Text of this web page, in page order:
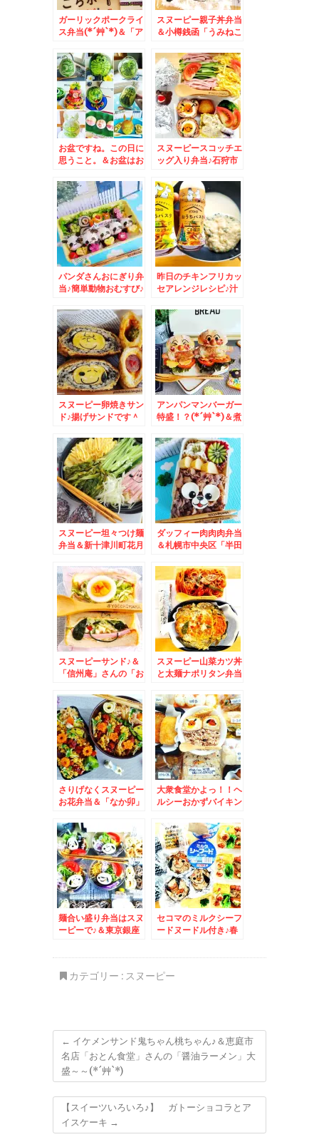
ガーリックポークライ
ス弁当(*´艸`*)＆「ア
「ごちポ」くんグッズ
がめちゃめちゃおしゃ
れで使いやすい～＾＾
♪
スヌーピー親子丼弁当
＆小樽銭函「うみねこ
火で海鮮堪能(*´艸`*)
お盆ですね。この日に
思うこと。＆お盆はお
いフルーツアート♪
スヌーピースコッチエ
ッグ入り弁当♪石狩市
の「ホタテラーメン」
ここはいつもこのメニ
ュー一択！！(*´艸`*)
パンダさんおにぎり弁
当♪簡単動物おむすび♪
食堂」さんで「朝食」
「長岡式酵素玄米」で
ヘルシーモーニング
♪(*´艸`*)ワンコイン
だよ～
昨日のチキンフリカッ
セアレンジレシピ♪汁
タ♪勝手に福岡コラボ
レシピ♪
スヌーピー卵焼きサン
ド♪揚げサンドです＾
my札幌ベスト「らー
麺 山さわ」さんの
「濃厚煮干し」麺固め
「味玉」「岩海苔」
「メンマ」「ネギ」ト
ッピング♪あぁ幸せ～
～(*´艸`*)
アンパンマンバーガー
特盛！？(*´艸`*)＆煮
ベスト「らー麺 山さ
わ」さんの「あっさり
煮干し」麺固め「岩海
苔」トッピング♪あぁ
幸せ～～(*´艸`*)
スヌーピー坦々つけ麺
弁当＆新十津川町花月
んの「とんこつ味噌ラ
ーメン」濃厚白米進む
お味で脂身甘いチャー
シュー入り(*´艸`*)
ダッフィー肉肉肉弁当
＆札幌市中央区「半田
さんの「冷やし中華」
「中華そば」コスパ最
高すぎてカスタマイズ
(*´艸`*)
スヌーピーサンド♪＆
「信州庵」さんの「お
`*)JR札幌病院前の
「信州庵」さんが一番
好き♪
スヌーピー山菜カツ丼
と太麺ナポリタン弁当
ん！？(@￣□￣
@;)！！「そば処 月」
さんの伊勢うどんは正
真正銘の本場のお
味！！
さりげなくスヌーピー
お花弁当＆「なか卯」
鮭鶏小鉢朝食」で大満
足♪
大衆食堂かよっ！！ヘ
ルシーおかずバイキン
コロッケ弁当＆「ごま
そば八千代」さんの
「鍋焼きうどん」絶品
えび天入りでも９００
円Σ(ﾟДﾟ)
麺合い盛り弁当はスヌ
ーピーで♪＆東京銀座
ジ」さんのコーヒーと
セコマのミルクシーフ
ードヌードル付き♪春
で(*´艸`*)
カテゴリー : スヌーピー
← イケメンサンド鬼ちゃん桃ちゃん♪＆恵庭市
名店「おとん食堂」さんの「醤油ラーメン」大
盛～～(*´艸`*)
【スイーツいろいろ♪】 ガトーショコラとア
イスケーキ →